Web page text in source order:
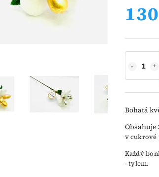
Bohatá
Obsahuje
vcukrové
Každý
- tylem.